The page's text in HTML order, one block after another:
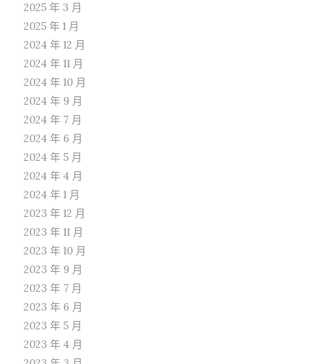
2025 年 3 月
2025 年 1 月
2024 年 12 月
2024 年 11 月
2024 年 10 月
2024 年 9 月
2024 年 7 月
2024 年 6 月
2024 年 5 月
2024 年 4 月
2024 年 1 月
2023 年 12 月
2023 年 11 月
2023 年 10 月
2023 年 9 月
2023 年 7 月
2023 年 6 月
2023 年 5 月
2023 年 4 月